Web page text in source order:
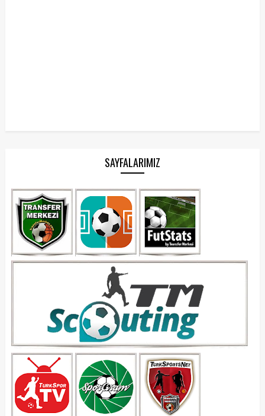
SAYFALARIMIZ